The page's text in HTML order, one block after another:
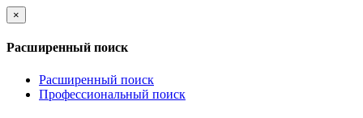
×
Расширенный поиск
Расширенный поиск
Профессиональный поиск